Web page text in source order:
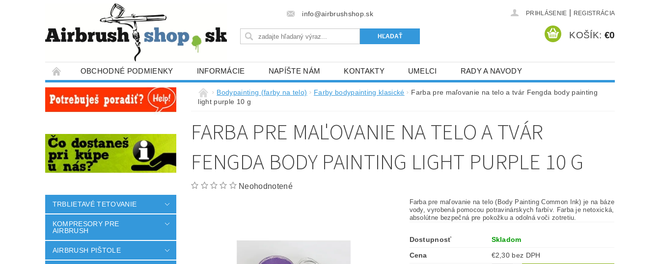
info@airbrushshop.sk PRIHLÁSENIE REGISTRÁCIA
KOŠÍK: €0
OBCHODNÉ PODMIENKY INFORMÁCIE NAPÍŠTE NÁM KONTAKTY UMELCI RADY A NAVODY
TRBLIETAVÉ TETOVANIE
KOMPRESORY PRE
AIRBRUSH
AIRBRUSH PIŠTOLE
Bodypainting (farby na telo) Farby bodypainting klasické
Farba pre maľovanie na telo a tvár Fengda body painting
light purple 10 g
FARBA PRE MAĽOVANIE NA TELO A TVÁR
FENGDA BODY PAINTING LIGHT PURPLE 10 G
Neohodnotené
Farba pre maľovanie na telo (Body Painting Common Ink) je na báze
vody, vyrobená pomocou potravinárskych farbív. Farba je netoxická,
absolútne bezpečná pre pokožku a odolná voči zotretiu.
Dostupnosť
Skladom
Cena
€2,30 bez DPH